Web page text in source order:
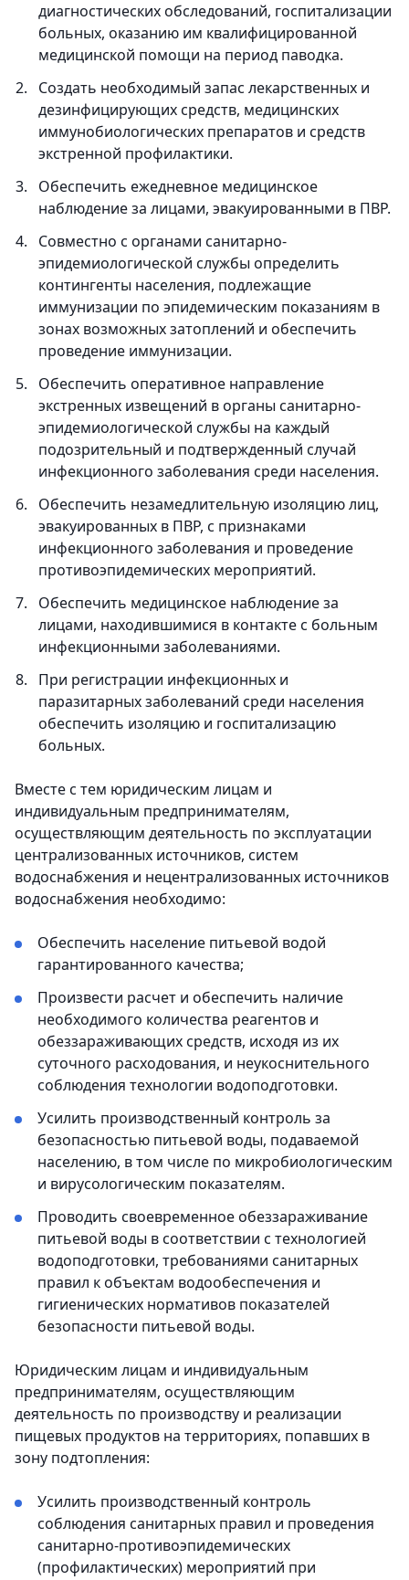
диагностических обследований, госпитализации
больных, оказанию им квалифицированной
медицинской помощи на период паводка.
Создать необходимый запас лекарственных и
дезинфицирующих средств, медицинских
иммунобиологических препаратов и средств
экстренной профилактики.
Обеспечить ежедневное медицинское
наблюдение за лицами, эвакуированными в ПВР.
Совместно с органами санитарно-
эпидемиологической службы определить
контингенты населения, подлежащие
иммунизации по эпидемическим показаниям в
зонах возможных затоплений и обеспечить
проведение иммунизации.
Обеспечить оперативное направление
экстренных извещений в органы санитарно-
эпидемиологической службы на каждый
подозрительный и подтвержденный случай
инфекционного заболевания среди населения.
Обеспечить незамедлительную изоляцию лиц,
эвакуированных в ПВР, с признаками
инфекционного заболевания и проведение
противоэпидемических мероприятий.
Обеспечить медицинское наблюдение за
лицами, находившимися в контакте с больным
инфекционными заболеваниями.
При регистрации инфекционных и
паразитарных заболеваний среди населения
обеспечить изоляцию и госпитализацию
больных.
Вместе с тем юридическим лицам и
индивидуальным предпринимателям,
осуществляющим деятельность по эксплуатации
централизованных источников, систем
водоснабжения и нецентрализованных источников
водоснабжения необходимо:
Обеспечить население питьевой водой
гарантированного качества;
Произвести расчет и обеспечить наличие
необходимого количества реагентов и
обеззараживающих средств, исходя из их
суточного расходования, и неукоснительного
соблюдения технологии водоподготовки.
Усилить производственный контроль за
безопасностью питьевой воды, подаваемой
населению, в том числе по микробиологическим
и вирусологическим показателям.
Проводить своевременное обеззараживание
питьевой воды в соответствии с технологией
водоподготовки, требованиями санитарных
правил к объектам водообеспечения и
гигиенических нормативов показателей
безопасности питьевой воды.
Юридическим лицам и индивидуальным
предпринимателям, осуществляющим
деятельность по производству и реализации
пищевых продуктов на территориях, попавших в
зону подтопления:
Усилить производственный контроль
соблюдения санитарных правил и проведения
санитарно-противоэпидемических
(профилактических) мероприятий при